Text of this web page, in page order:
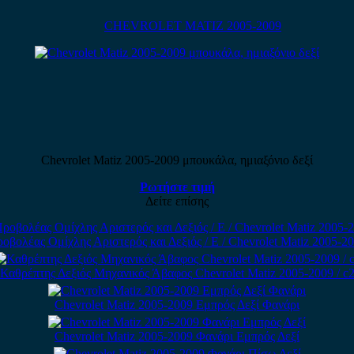
CHEVROLET MATIZ 2005-2009
Chevrolet Matiz 2005-2009 μπουκάλα, ημιαξόνιο δεξί
Ρωτήστε τιμή
Δείτε επίσης
Ομίχλης Αριστερός και Δεξιός / Ε / Chevrolet Matiz 2005-
Καθρέπτης Δεξιός Μηχανικός Άβαφος Chevrolet Matiz 2005-2009 / c2
Chevrolet Matiz 2005-2009 Εμπρός Δεξί Φανάρι
Chevrolet Matiz 2005-2009 Φανάρι Εμπρός Δεξί